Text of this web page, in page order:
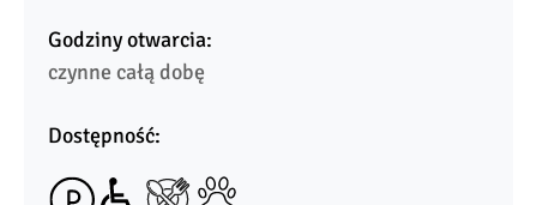
Godziny otwarcia:
czynne całą dobę
Dostępność: